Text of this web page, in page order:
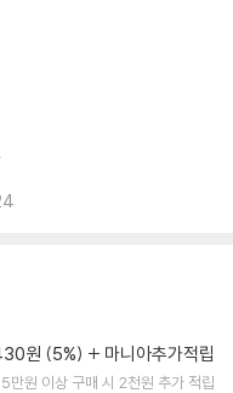
원 (5%) 마니아추가적립
5만원 이상 구매 시 2천원 추가 적립